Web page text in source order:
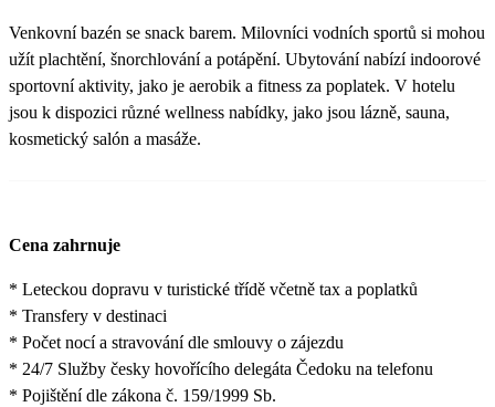
Venkovní bazén se snack barem. Milovníci vodních sportů si mohou
užít plachtění, šnorchlování a potápění. Ubytování nabízí indoorové
sportovní aktivity, jako je aerobik a fitness za poplatek. V hotelu
jsou k dispozici různé wellness nabídky, jako jsou lázně, sauna,
kosmetický salón a masáže.
Cena zahrnuje
* Leteckou dopravu v turistické třídě včetně tax a poplatků
* Transfery v destinaci
* Počet nocí a stravování dle smlouvy o zájezdu
* 24/7 Služby česky hovořícího delegáta Čedoku na telefonu
* Pojištění dle zákona č. 159/1999 Sb.